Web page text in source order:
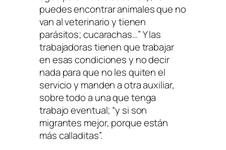
puedes encontraranimales que no
van al veterinario y tienen
parásitos; cucarachas…” Y las
trabajadoras tienen que trabajar
en esas condiciones y no decir
nada para que no les quiten el
servicio y manden a otra auxiliar,
sobre todo a una que tenga
trabajo eventual; “y si son
migrantes mejor, porqueestán
más calladitas”.